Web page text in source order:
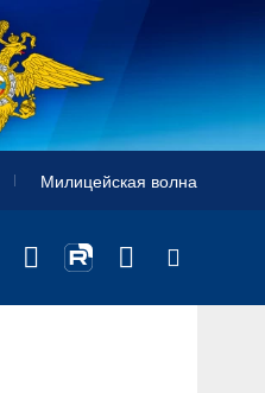
Милицейская волна